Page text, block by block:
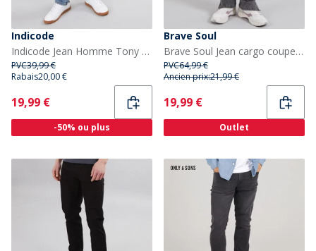
Indicode
Indicode Jean Homme Tony Coupe Classique Bleu Délavé
PVC39,99 €
Rabais20,00 €
Current
19,99 €
-50% ou plus
Brave Soul
Brave Soul Jean cargo coupe ample Homme Gris
PVC64,99 €
Ancien prix:21,99 €
Current
19,99 €
Outlet